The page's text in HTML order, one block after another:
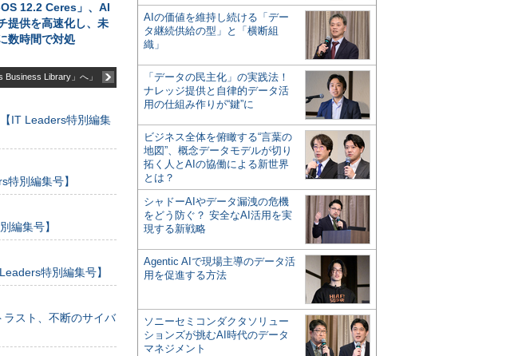
12.2 Ceres」、AI
提供を高速化し、未
数時間で対処
Business Library」へ」
IT Leaders特別編集
別編集号】
編集号】
特別編集号】
スト、不断のサイバ
AIの価値を維持し続ける「デー
タ継続供給の型」と「横断組
織」
「データの民主化」の実践法！
ナレッジ提供と自律的データ活
用の仕組み作りが“鍵”に
ビジネス全体を俯瞰する“言葉の
地図”、概念データモデルが切り
拓く人とAIの協働による新世界
とは？
シャドーAIやデータ漏洩の危機
をどう防ぐ？ 安全なAI活用を実
現する新戦略
Agentic AIで現場主導のデータ活
用を促進する方法
ソニーセミコンダクタソリュー
ションズが挑むAI時代のデータ
マネジメント